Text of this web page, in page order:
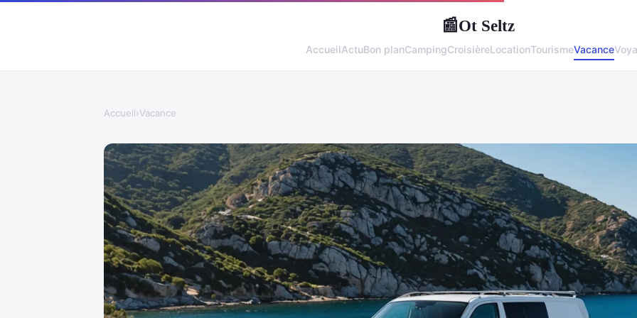
📰Ot Seltz
AccueilActuBon planCampingCroisièreLocationTourismeVacance
Accueil›Vacance